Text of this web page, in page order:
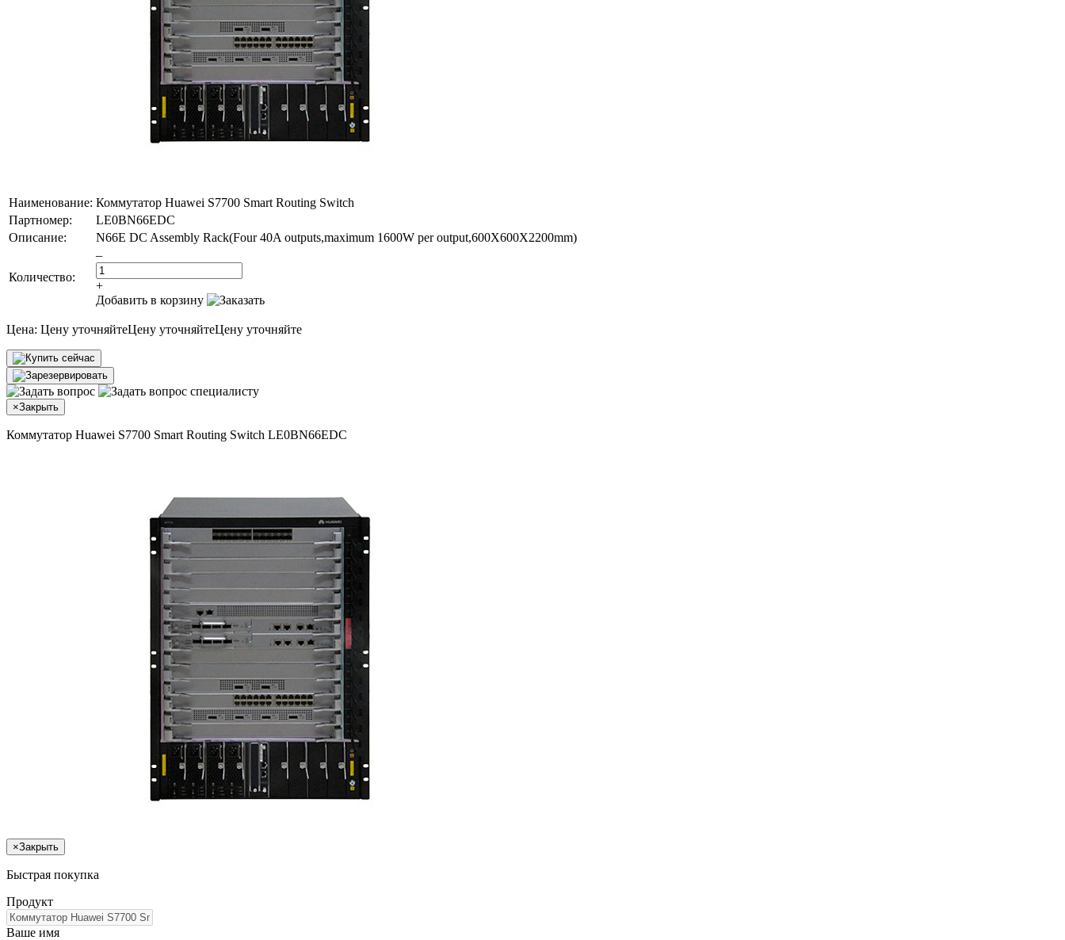
Наименование: Коммутатор Huawei S7700 Smart Routing Switch
Партномер:
LE0BN66EDC
Описание:
N66E DC Assembly Rack(Four 40A outputs,maximum 1600W per output,600X600X2200mm)
Количество:
–
+
Добавить в корзину
Цена: Цену уточняйтеЦену уточняйтеЦену уточняйте
×Закрыть
Коммутатор Huawei S7700 Smart Routing Switch LE0BN66EDC
×Закрыть
Быстрая покупка
Продукт
Ваше имя